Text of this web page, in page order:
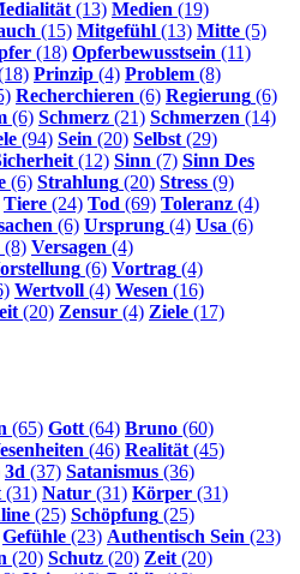
(13) Medien (19)
(15) Mitgefühl (13) Mitte (5)
(18) Opferbewusstsein (11)
Prinzip (4) Problem (8)
Recherchieren (6) Regierung (6)
(6) Schmerz (21) Schmerzen (14)
(94) Sein (20) Selbst (29)
(12) Sinn (7) Sinn Des
(6) Strahlung (20) Stress (9)
Tiere (24) Tod (69) Toleranz (4)
(6) Ursprung (4) Usa (6)
(8) Versagen (4)
(6) Vortrag (4)
Wertvoll (4) Wesen (16)
(20) Zensur (4) Ziele (17)
(65) Gott (64) Bruno (60)
(46) Realität (45)
3d (37) Satanismus (36)
(31) Natur (31) Körper (31)
(25) Schöpfung (25)
Gefühle (23) Authentisch Sein (23)
(20) Schutz (20) Zeit (20)